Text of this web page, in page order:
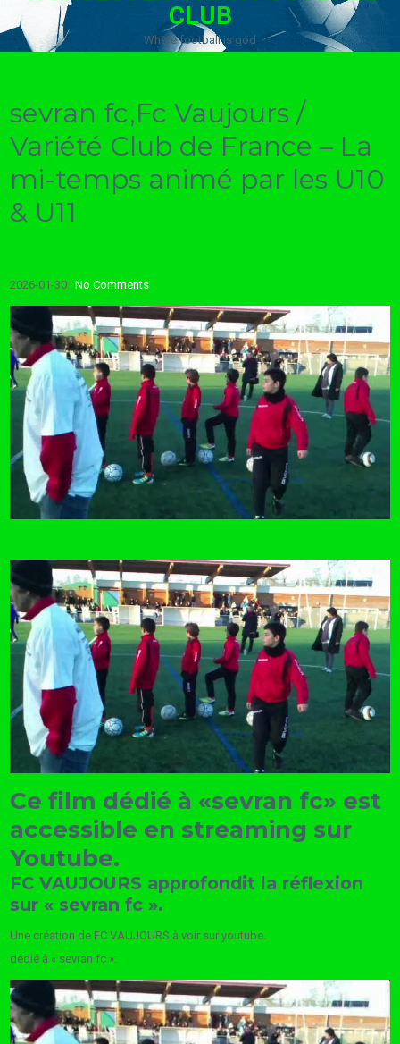
CLUB
Where football is god
sevran fc,Fc Vaujours /
Variété Club de France – La
mi-temps animé par les U10
& U11
2026-01-30 |No Comments
Ce film dédié à «sevran fc» est
accessible en streaming sur
Youtube.
FC VAUJOURS approfondit la réflexion
sur « sevran fc ».
Une création de FC VAUJOURS à voir sur youtube.
dédié à « sevran fc »: